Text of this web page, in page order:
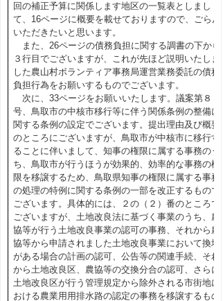
回の補正予算に関係します地区の一覧表としまし
て、16ページに概要を載せておりますので、ごらん
いただきたいと思います。
また、26ページの債務負担に関する調書の下から
３行目でございますが、これが先ほど説明いたしま
した農山村ボランティア事務局運営業務委託の債務
負担行為をお願いするものでございます。
次に、33ページをお願いいたします。議案第８
号、鳥取市の中核市移行等に伴う関係条例の整備に
関する条例の設定でございます。提出理由及び概要
のところにございますが、鳥取市が中核市に移行す
ることに伴いまして、知事の権限に属する事務のう
ち、鳥取市が行うほうが効果的、効率的な事務の権
限を移譲するため、鳥取県知事の権限に属する事務
の処理の特例に関する条例の一部を改正するもので
ございます。具体的には、２の（２）番のところで
ございますが、土地改良法に基づく事業のうち、農
協等が行う土地改良事業の認可の事務、それから農
協等から申請されました土地改良事業において換地
がある場合の計画の認可、公告等の関連手続、それ
から土地改良区、農協等の交換分合の認可、さらに
土地改良区が行う管理規定から除外される市街地に
おける農業用用排水路の認定の事務を移譲するもの